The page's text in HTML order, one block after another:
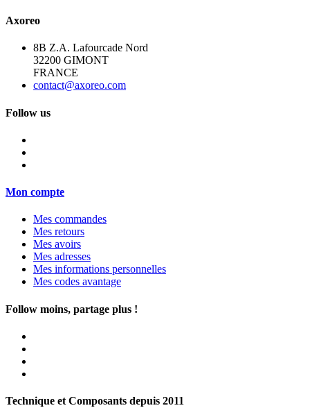
Axoreo
8B Z.A. Lafourcade Nord
32200 GIMONT
FRANCE
contact@axoreo.com
Follow us
Mon compte
Mes commandes
Mes retours
Mes avoirs
Mes adresses
Mes informations personnelles
Mes codes avantage
Follow moins, partage plus !
Technique et Composants depuis 2011